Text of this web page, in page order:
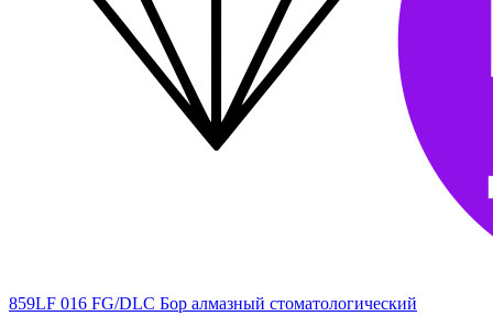
859LF 016 FG/DLC Бор алмазный стоматологический